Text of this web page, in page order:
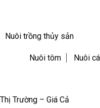
Nuôi trồng thủy sản
Nuôi tôm Nuôi cá
Thị Trường – Giá Cả